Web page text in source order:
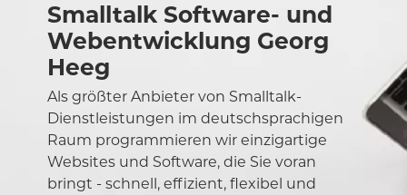
Smalltalk Software- und
Webentwicklung Georg
Heeg
Als größter Anbieter von Smalltalk-
Dienstleistungen im deutschsprachigen
Raum programmieren wir einzigartige
Websites und Software, die Sie voran
bringt - schnell, effizient, flexibel und